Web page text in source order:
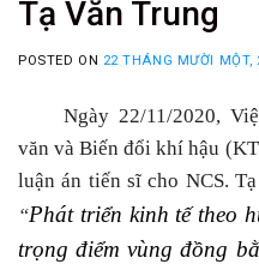
Tạ Văn Trung
POSTED ON 22 THÁNG MƯỜI MỘT,
Ngày 22/11/2020,
văn và Biến đổi khí hậu
luận án tiến sĩ cho NCS.
“Phát triển kinh tế theo
trọng điểm vùng đồng